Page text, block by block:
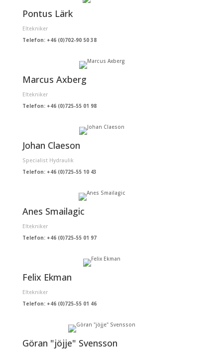
Pontus Lärk
Eltekniker
Telefon: +46 (0)702-90 50 38
Marcus Axberg
Eltekniker
Telefon: +46 (0)725-55 01 98
Johan Claeson
Specialist Hydraulik
Telefon: +46 (0)725-55 10 43
Anes Smailagic
Eltekniker
Telefon: +46 (0)725-55 01 97
Felix Ekman
Eltekniker
Telefon: +46 (0)725-55 01 46
Göran "jöjje" Svensson